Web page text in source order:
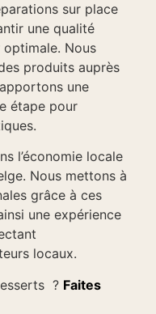
sur place
une qualité
Nous
produits auprès
une
étape pour
l’économie locale
Nous mettons à
grâce à ces
une expérience
locaux.
? Faites